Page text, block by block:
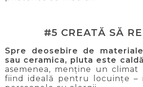
#5 CREATĂ SĂ
Spre deosebire de
sau ceramica, pluta este
asemenea, menține un climat
fiind ideală pentru locuințe –